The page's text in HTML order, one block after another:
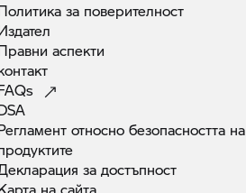
за поверителност
аспекти
относно безопасността на
за достъпност